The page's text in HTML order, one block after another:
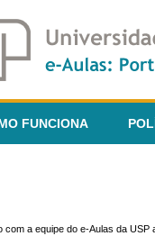
FUNCIONA
com a equipe do e-Aulas da USP